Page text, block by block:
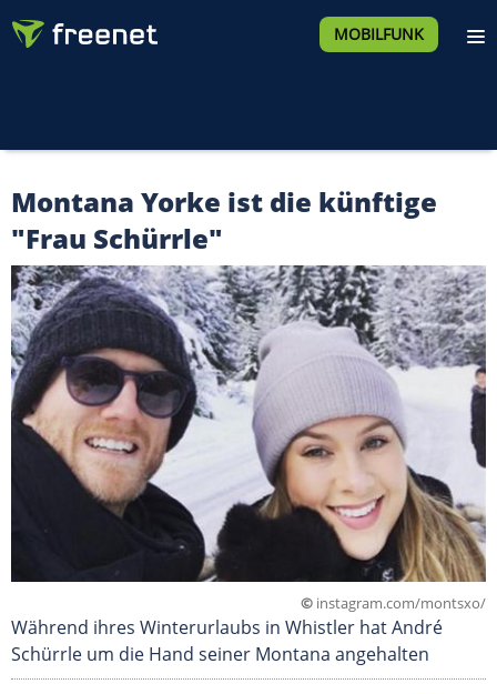
MOBILFUNK
Montana Yorke ist die künftige
"Frau Schürrle"
© instagram.com/montsxo/
Während ihres Winterurlaubs in Whistler hat André
Schürrle um die Hand seiner Montana angehalten